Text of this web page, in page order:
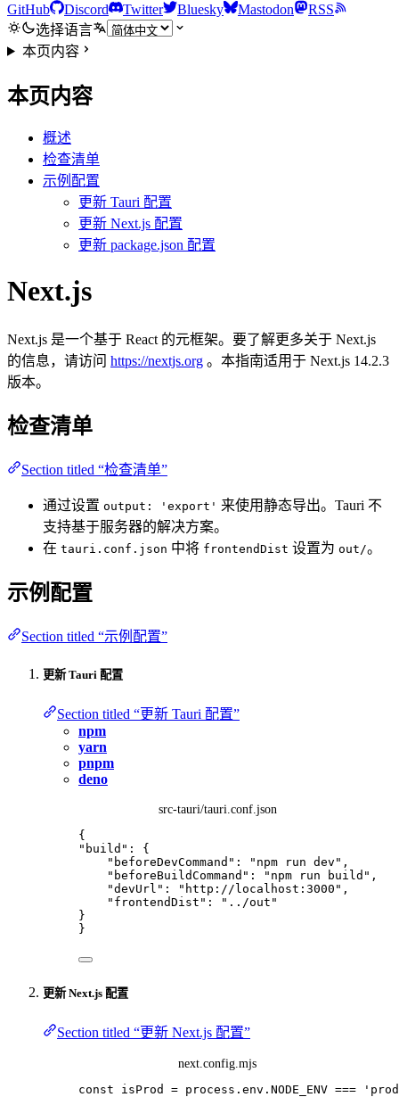
GitHub Discord Twitter Bluesky Mastodon
RSS
选择语言
本页内容
本页内容
概述
检查清单
示例配置
更新 Tauri 配置
更新 Next.js 配置
更新 package.json 配置
Next.js
Next.js 是一个基于 React 的元框架。要了解更多关于 Next.js
的信息，请访问 https://nextjs.org 。本指南适用于 Next.js 14.2.3
版本。
检查清单
Section titled “检查清单”
通过设置 output: 'export' 来使用静态导出。Tauri 不
支持基于服务器的解决方案。
在 tauri.conf.json 中将 frontendDist 设置为 out/。
示例配置
Section titled “示例配置”
更新 Tauri 配置
Section titled “更新 Tauri 配置”
npm
yarn
pnpm
deno
src-tauri/tauri.conf.json
{
"build" : {
"beforeDevCommand" : " npm run dev " ,
"beforeBuildCommand" : " npm run build " ,
"devUrl" : " http://localhost:3000 " ,
"frontendDist" : " ../out "
}
}
更新 Next.js 配置
Section titled “更新 Next.js 配置”
next.config.mjs
const isProd = process . env . NODE_ENV === '